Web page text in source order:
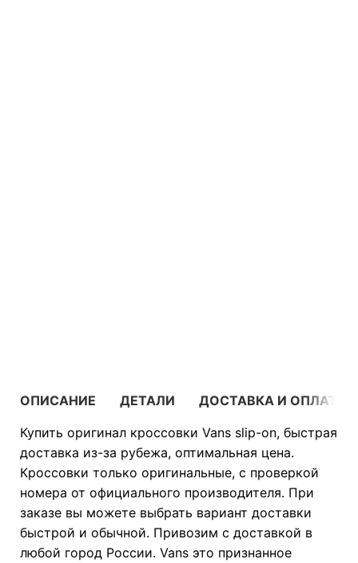
ОПИСАНИЕ ДЕТАЛИ
ДОСТАВКА И ОПЛАТА
Купить оригинал кроссовки Vans slip-on, быстрая
доставка из-за рубежа, оптимальная цена.
Кроссовки только оригинальные, с проверкой
номера от официального производителя. При
заказе вы можете выбрать вариант доставки
быстрой и обычной. Привозим с доставкой в
любой город России. Vans это признанное